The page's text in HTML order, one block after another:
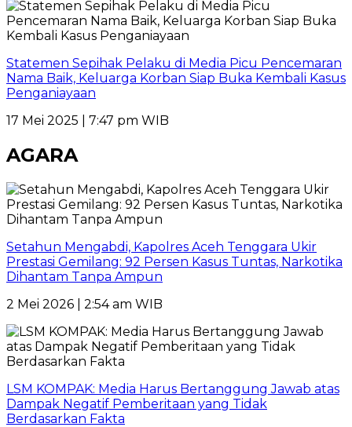
Statemen Sepihak Pelaku di Media Picu Pencemaran
Nama Baik, Keluarga Korban Siap Buka Kembali Kasus
Penganiayaan
17 Mei 2025 | 7:47 pm WIB
AGARA
Setahun Mengabdi, Kapolres Aceh Tenggara Ukir
Prestasi Gemilang: 92 Persen Kasus Tuntas, Narkotika
Dihantam Tanpa Ampun
2 Mei 2026 | 2:54 am WIB
LSM KOMPAK: Media Harus Bertanggung Jawab atas
Dampak Negatif Pemberitaan yang Tidak
Berdasarkan Fakta